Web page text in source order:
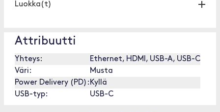
Luokka(t)
Attribuutti
Yhteys:
Ethernet, HDMI, USB-A, USB-C
Väri:
Musta
Power Delivery (PD): Kyllä
USB-typ:
USB-C